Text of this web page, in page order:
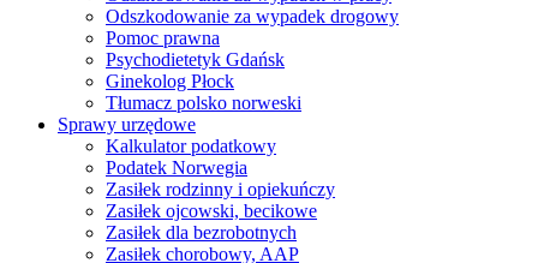
Odszkodowanie za wypadek drogowy
Pomoc prawna
Psychodietetyk Gdańsk
Ginekolog Płock
Tłumacz polsko norweski
Sprawy urzędowe
Kalkulator podatkowy
Podatek Norwegia
Zasiłek rodzinny i opiekuńczy
Zasiłek ojcowski, becikowe
Zasiłek dla bezrobotnych
Zasiłek chorobowy, AAP